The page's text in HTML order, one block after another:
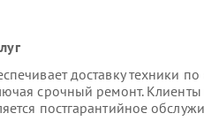
доставку техники
срочный ремонт. Клиенты
постгарантийное